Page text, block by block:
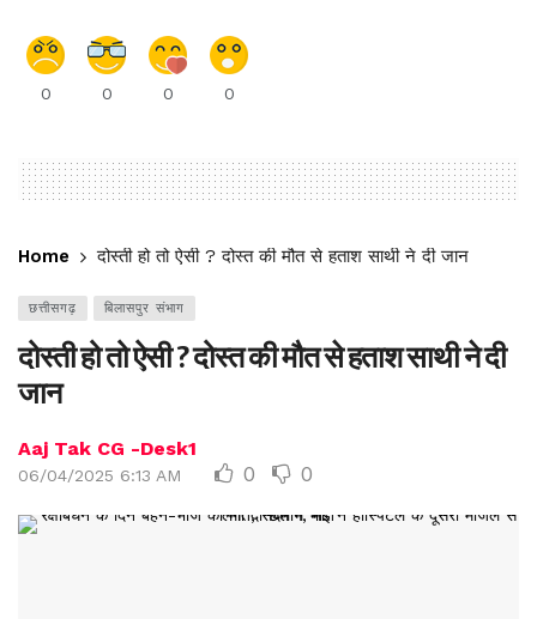
0 0 0 0
Home दोस्ती हो तो ऐसी ? दोस्त की मौत से हताश साथी ने दी जान
छत्तीसगढ़ बिलासपुर संभाग
दोस्ती हो तो ऐसी ? दोस्त की मौत से हताश साथी ने दी
जान
Aaj Tak CG -Desk1
06/04/2025 6:13 AM 0 0